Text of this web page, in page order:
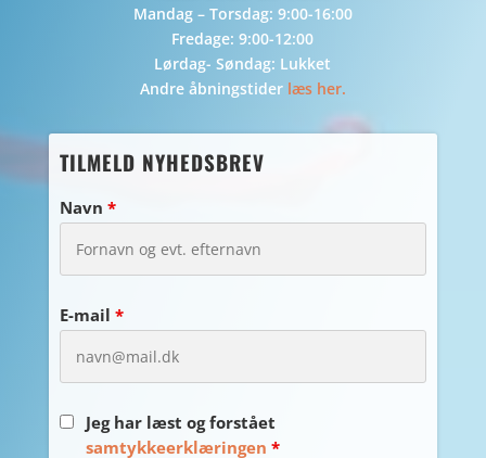
Mandag – Torsdag: 9:00-16:00
Fredage: 9:00-12:00
Lørdag- Søndag: Lukket
Andre åbningstider læs her.
TILMELD NYHEDSBREV
Navn *
E-mail *
Jeg har læst og forstået
samtykkeerklæringen *